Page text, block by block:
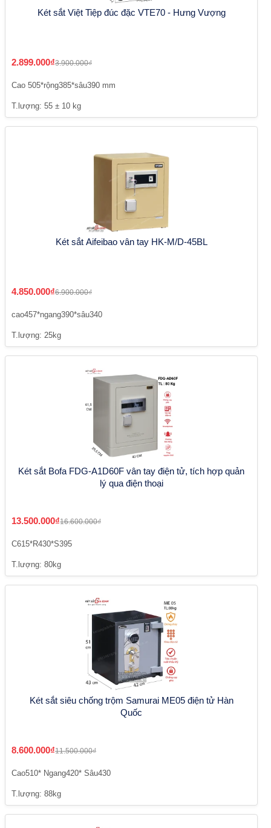
Két sắt Việt Tiệp đúc đặc VTE70 - Hưng Vượng
2.899.000₫3.900.000₫
Cao 505*rộng385*sâu390 mm
T.lượng: 55 ± 10 kg
Két sắt Aifeibao vân tay HK-M/D-45BL
4.850.000₫6.900.000₫
cao457*ngang390*sâu340
T.lượng: 25kg
Két sắt Bofa FDG-A1D60F vân tay điện tử, tích hợp quản
lý qua điện thoại
13.500.000₫16.600.000₫
C615*R430*S395
T.lượng: 80kg
Két sắt siêu chống trộm Samurai ME05 điện tử Hàn
Quốc
8.600.000₫11.500.000₫
Cao510* Ngang420* Sâu430
T.lượng: 88kg